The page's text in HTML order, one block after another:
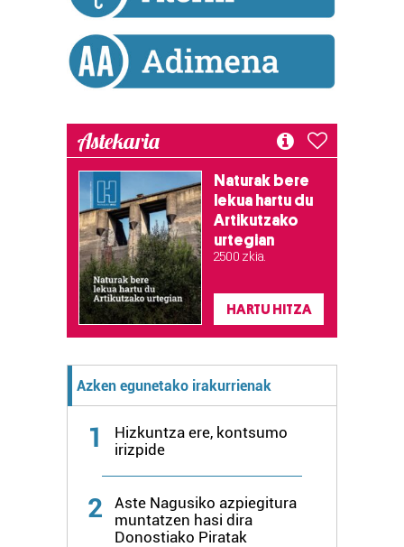
Astekaria
Naturak bere
lekua hartu du
Artikutzako
urtegian
2.500 zkia.
HARTU HITZA
Azken egunetako irakurrienak
1
Hizkuntza ere, kontsumo
irizpide
2
Aste Nagusiko azpiegitura
muntatzen hasi dira
Donostiako Piratak